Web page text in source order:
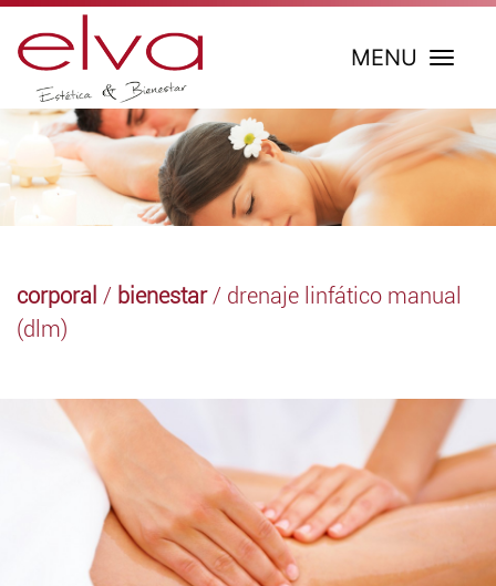
MENU
corporal / bienestar/ drenaje linfático manual
(dlm)